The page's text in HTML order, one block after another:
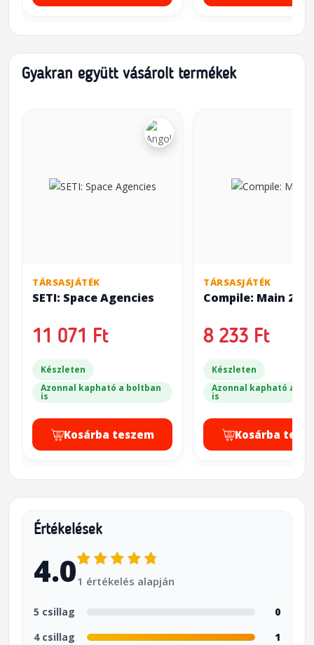
Gyakran együtt vásárolt termékek
TÁRSASJÁTÉK
SETI: Space Agencies
11 071 Ft
Készleten
Azonnal kapható a boltban
is
Kosárba teszem
TÁRSASJÁTÉK
Compile: Main 2
8 233 Ft
Készleten
Azonnal kapható a
is
Kosárba
Értékelések
4.01 értékelés alapján
5 csillag
0
4 csillag
1